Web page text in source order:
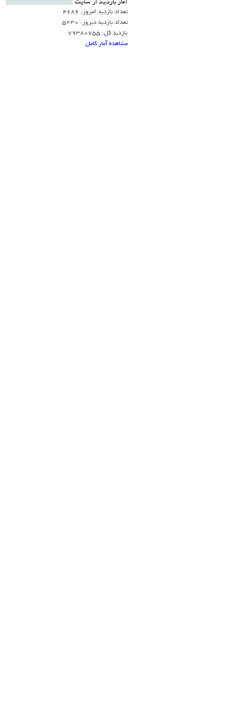
آمار بازديد از سايت
تعداد بازدید امروز: 4686
تعداد بازدید دیروز: 5230
بازدید کل: 79380755
مشاهده آمار کامل